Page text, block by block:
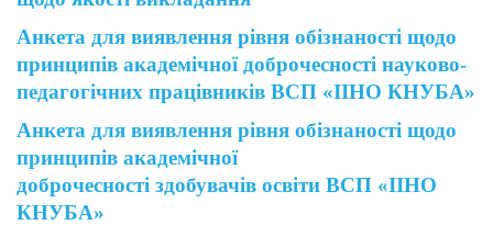
Анкета для виявлення рівня обізнаності щодо
принципів академічної доброчесності науково-
педагогічних працівників ВСП «ІІНО КНУБА»
Анкета для виявлення рівня обізнаності щодо
принципів академічної
доброчесності здобувачів освіти ВСП «ІІНО
КНУБА»